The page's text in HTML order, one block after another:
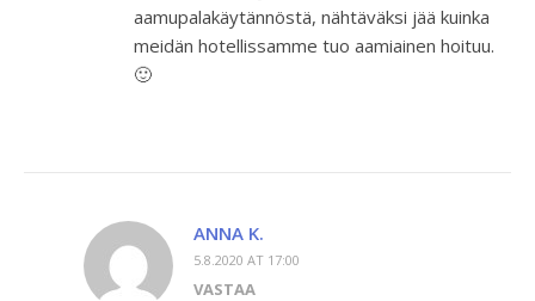
aamupalakäytännöstä, nähtäväksi jää kuinka
meidän hotellissamme tuo aamiainen hoituu.
🙂
ANNA K.
5.8.2020 AT 17:00
VASTAA